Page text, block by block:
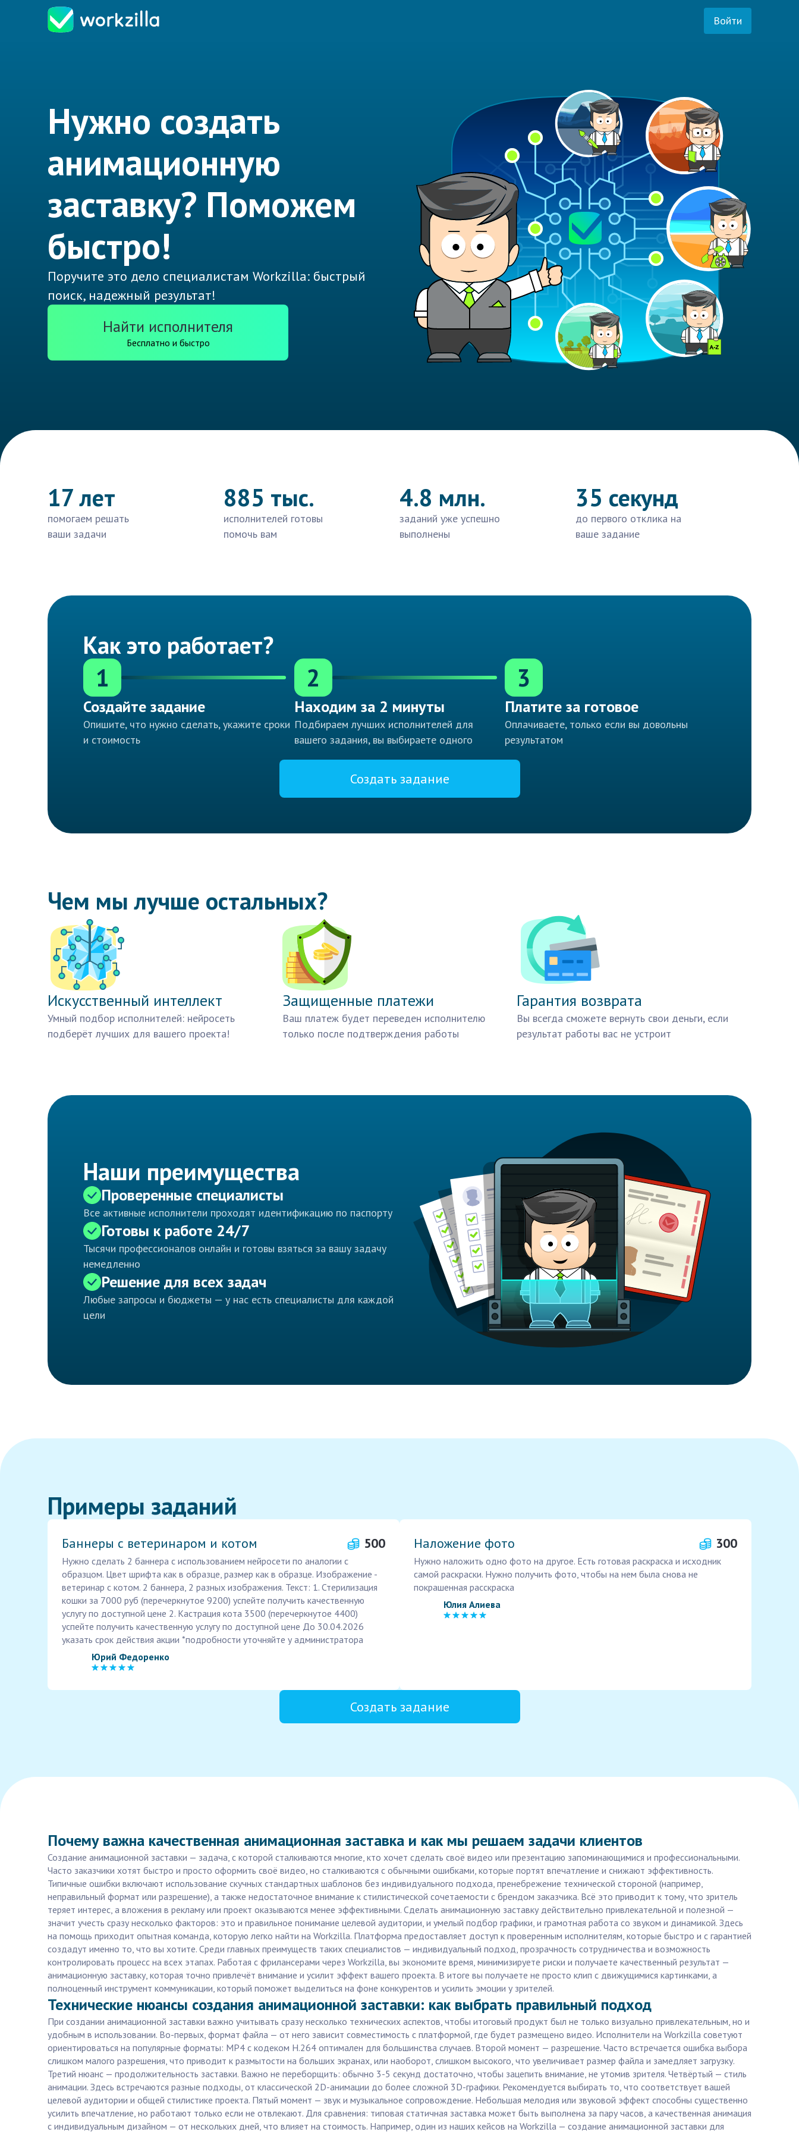
Войти
Нужно создать
анимационную
заставку? Поможем
быстро!
Поручите это дело специалистам Workzilla: быстрый
поиск, надежный результат!
Найти исполнителя
Бесплатно и быстро
17 лет
помогаем решать
ваши задачи
885 тыс.
исполнителей готовы
помочь вам
4.8 млн.
заданий уже успешно
выполнены
35 секунд
до первого отклика на
ваше задание
Как это работает?
1
Создайте задание
Опишите, что нужно сделать, укажите сроки
и стоимость
2
Находим за 2 минуты
Подбираем лучших исполнителей для
вашего задания, вы выбираете одного
3
Платите за готовое
Оплачиваете, только если вы довольны
результатом
Создать задание
Чем мы лучше остальных?
Искусственный интеллект
Умный подбор исполнителей: нейросеть
подберёт лучших для вашего проекта!
Защищенные платежи
Ваш платеж будет переведен исполнителю
только после подтверждения работы
Гарантия возврата
Вы всегда сможете вернуть свои деньги, если
результат работы вас не устроит
Наши преимущества
Проверенные специалисты
Все активные исполнители проходят идентификацию по паспорту
Готовы к работе 24/7
Тысячи профессионалов онлайн и готовы взяться за вашу задачу
немедленно
Решение для всех задач
Любые запросы и бюджеты — у нас есть специалисты для каждой
цели
Примеры заданий
Баннеры с ветеринаром и котом 500
Нужно сделать 2 баннера с использованием нейросети по аналогии с
образцом. Цвет шрифта как в образце, размер как в образце. Изображение -
ветеринар с котом. 2 баннера, 2 разных изображения. Текст: 1. Стерилизация
кошки за 7000 руб (перечеркнутое 9200) успейте получить качественную
услугу по доступной цене 2. Кастрация кота 3500 (перечеркнутое 4400)
успейте получить качественную услугу по доступной цене До 30.04.2026
указать срок действия акции *подробности уточняйте у администратора
Юрий Федоренко
Наложение фото 300
Нужно наложить одно фото на другое. Есть готовая раскраска и исходник
самой раскраски. Нужно получить фото, чтобы на нем была снова не
покрашенная расскраска
Юлия Алиева
Создать задание
Почему важна качественная анимационная заставка и как мы решаем задачи клиентов
Создание анимационной заставки — задача, с которой сталкиваются многие, кто хочет сделать своё видео или презентацию запоминающимися и профессиональными.
Часто заказчики хотят быстро и просто оформить своё видео, но сталкиваются с обычными ошибками, которые портят впечатление и снижают эффективность.
Типичные ошибки включают использование скучных стандартных шаблонов без индивидуального подхода, пренебрежение технической стороной (например,
неправильный формат или разрешение), а также недостаточное внимание к стилистической сочетаемости с брендом заказчика. Всё это приводит к тому, что зритель
теряет интерес, а вложения в рекламу или проект оказываются менее эффективными. Сделать анимационную заставку действительно привлекательной и полезной —
значит учесть сразу несколько факторов: это и правильное понимание целевой аудитории, и умелый подбор графики, и грамотная работа со звуком и динамикой. Здесь
на помощь приходит опытная команда, которую легко найти на Workzilla. Платформа предоставляет доступ к проверенным исполнителям, которые быстро и с гарантией
создадут именно то, что вы хотите. Среди главных преимуществ таких специалистов — индивидуальный подход, прозрачность сотрудничества и возможность
контролировать процесс на всех этапах. Работая с фрилансерами через Workzilla, вы экономите время, минимизируете риски и получаете качественный результат —
анимационную заставку, которая точно привлечёт внимание и усилит эффект вашего проекта. В итоге вы получаете не просто клип с движущимися картинками, а
полноценный инструмент коммуникации, который поможет выделиться на фоне конкурентов и усилить эмоции у зрителей.
Технические нюансы создания анимационной заставки: как выбрать правильный подход
При создании анимационной заставки важно учитывать сразу несколько технических аспектов, чтобы итоговый продукт был не только визуально привлекательным, но и
удобным в использовании. Во-первых, формат файла — от него зависит совместимость с платформой, где будет размещено видео. Исполнители на Workzilla советуют
ориентироваться на популярные форматы: MP4 с кодеком H.264 оптимален для большинства случаев. Второй момент — разрешение. Часто встречается ошибка выбора
слишком малого разрешения, что приводит к размытости на больших экранах, или наоборот, слишком высокого, что увеличивает размер файла и замедляет загрузку.
Третий нюанс — продолжительность заставки. Важно не переборщить: обычно 3-5 секунд достаточно, чтобы зацепить внимание, не утомив зрителя. Четвёртый — стиль
анимации. Здесь встречаются разные подходы, от классической 2D-анимации до более сложной 3D-графики. Рекомендуется выбирать то, что соответствует вашей
целевой аудитории и общей стилистике проекта. Пятый момент — звук и музыкальное сопровождение. Небольшая мелодия или звуковой эффект способны существенно
усилить впечатление, но работают только если не отвлекают. Для сравнения: типовая статичная заставка может быть выполнена за пару часов, а качественная анимация
с индивидуальным дизайном — от нескольких дней, что влияет на стоимость. Например, один из наших кейсов на Workzilla — создание анимационной заставки для